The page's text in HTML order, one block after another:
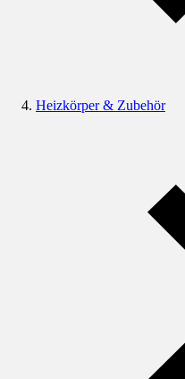
Heizkörper & Zubehör